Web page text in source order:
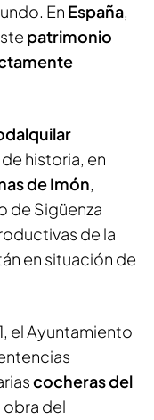
En España,
patrimonio
historia, en
de Imón,
de Sigüenza
de la
en situación de
el Ayuntamiento
cocheras del
obra del